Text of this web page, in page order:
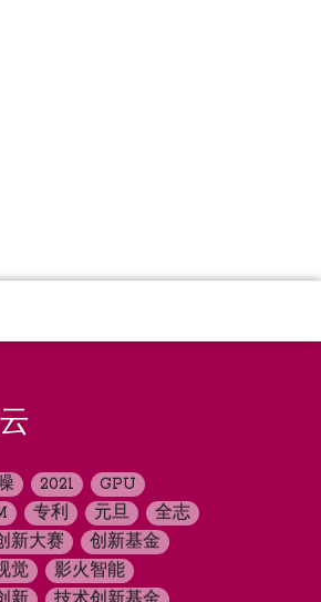
2021
GPU
专利 元旦
全志
新大赛
创新基金
觉
影火智能